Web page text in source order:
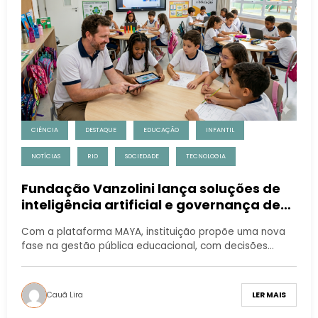
CIÊNCIA DESTAQUE EDUCAÇÃO INFANTIL
NOTÍCIAS RIO SOCIEDADE TECNOLOGIA
Fundação Vanzolini lança soluções de
inteligência artificial e governança de
Com a plataforma MAYA, instituição propõe uma nova
fase na gestão pública educacional, com decisões…
Cauã Lira LER MAIS